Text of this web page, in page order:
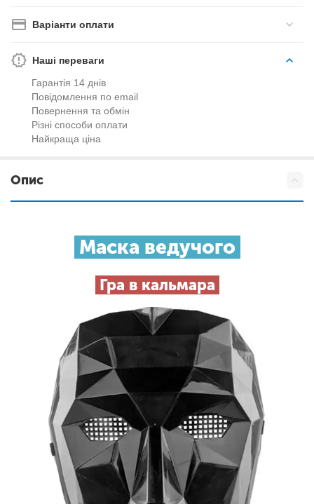
Варіанти оплати
Наші переваги
Гарантія 14 днів
Повідомлення по email
Повернення та обмін
Різні способи оплати
Найкраща ціна
Опис
Маска ведучого
Гра в кальмара